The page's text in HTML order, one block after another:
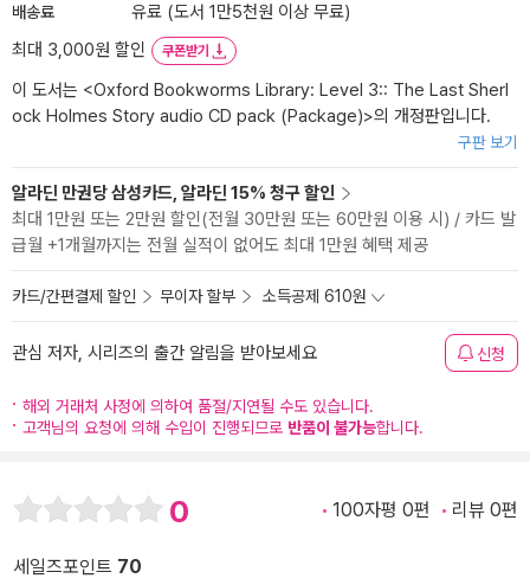
배송료
유료 (도서 1만5천원 이상 무료)
최대 3,000원 할인
쿠폰받기
이 도서는 <Oxford Bookworms Library: Level 3:: The Last Sherl
ock Holmes Story audio CD pack (Package)>의 개정판입니다.
구판 보기
알라딘 만권당 삼성카드, 알라딘 15% 청구 할인
최대 1만원 또는 2만원 할인(전월 30만원 또는 60만원 이용 시) / 카드 발
급월 +1개월까지는 전월 실적이 없어도 최대 1만원 혜택 제공
카드/간편결제 할인 무이자 할부 소득공제 610원
관심 저자, 시리즈의 출간 알림을 받아보세요 신청
해외 거래처 사정에 의하여 품절/지연될 수도 있습니다.
고객님의 요청에 의해 수입이 진행되므로 반품이 불가능합니다.
0 100자평 0편 리뷰 0편
세일즈포인트 70